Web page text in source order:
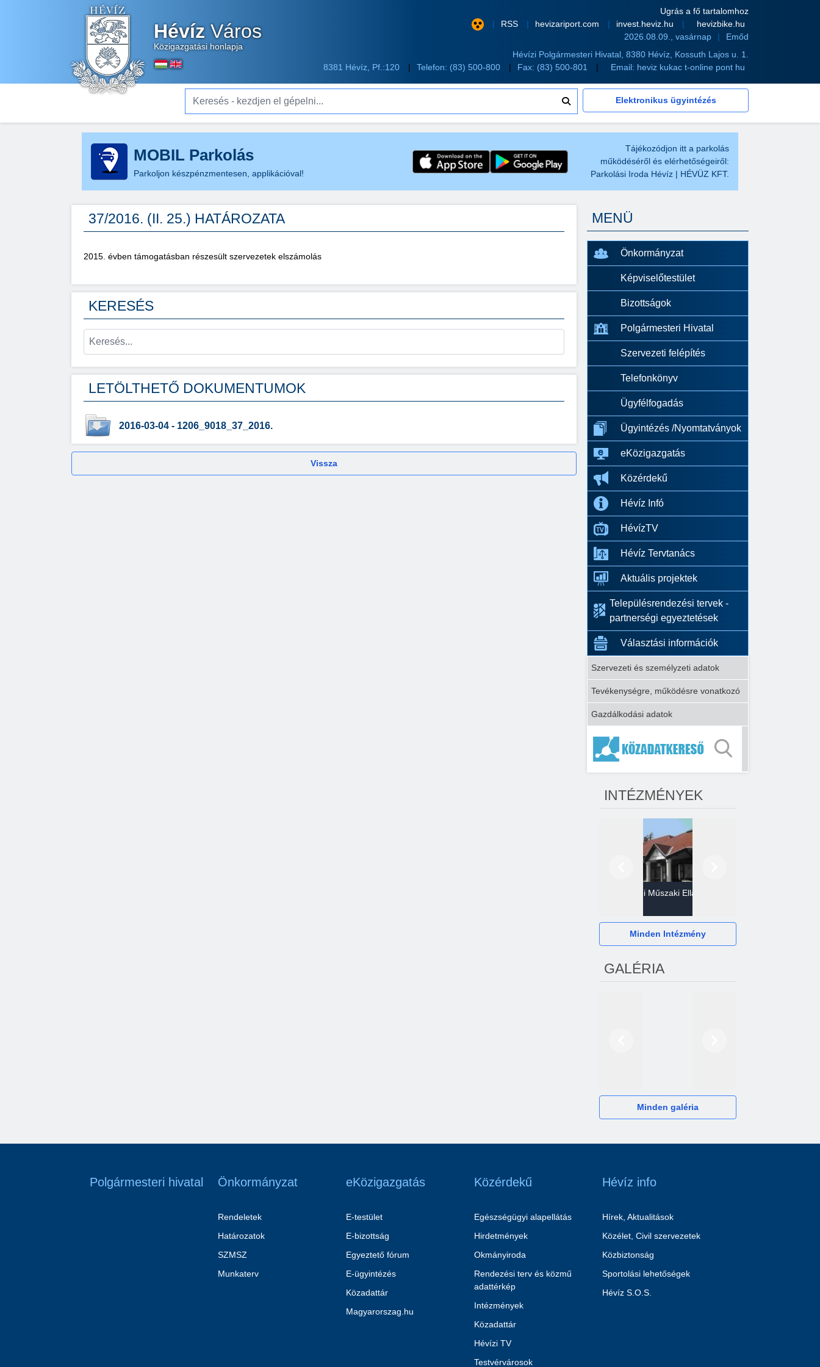
HévízVáros
Közigazgatási honlapja
Ugrás a fő tartalomhoz
RSS
hevizariport.com invest.heviz.hu
hevizbike.hu
2026.08.09., vasárnap
Emőd
Hévízi Polgármesteri Hivatal, 8380 Hévíz, Kossuth Lajos u. 1.
8381 Hévíz, Pf.:120
Telefon: (83) 500-800 Fax: (83) 500-801 Email: heviz kukac t-online pont hu
Keresés - kezdjen el gépelni...
Elektronikus ügyintézés
MOBIL Parkolás
Parkoljon készpénzmentesen, applikációval!
Tájékozódjon itt a parkolás
működéséről és elérhetőségeiről:
Parkolási Iroda Hévíz | HÉVÜZ KFT.
37/2016. (II. 25.) HATÁROZATA
2015. évben támogatásban részesült szervezetek elszámolás
KERESÉS
LETÖLTHETŐ DOKUMENTUMOK
2016-03-04 - 1206_9018_37_2016.
Vissza
MENÜ
Önkormányzat
Képviselőtestület
Bizottságok
Polgármesteri Hivatal
Szervezeti felépítés
Telefonkönyv
Ügyfélfogadás
Ügyintézés /Nyomtatványok
eKözigazgatás
Közérdekű
Hévíz Infó
HévízTV
Hévíz Tervtanács
Aktuális projektek
Településrendezési tervek -
partnerségi egyeztetések
Választási információk
Szervezeti és személyzeti adatok
Tevékenységre, működésre vonatkozó
Gazdálkodási adatok
INTÉZMÉNYEK
Gazdasági Műszaki Ellátó
Minden Intézmény
GALÉRIA
Minden galéria
Polgármesteri hivatal Önkormányzat
Rendeletek
Határozatok
SZMSZ
Munkaterv
eKözigazgatás
E-testület
E-bizottság
Egyeztető fórum
E-ügyintézés
Közadattár
Magyarorszag.hu
Közérdekű
Egészségügyi alapellátás
Hirdetmények
Okmányiroda
Rendezési terv és közmű
adattérkép
Intézmények
Közadattár
Hévízi TV
Testvérvárosok
Hévíz info
Hírek, Aktualitások
Közélet, Civil szervezetek
Közbiztonság
Sportolási lehetőségek
Hévíz S.O.S.